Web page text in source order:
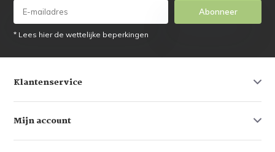
Abonneer
* Lees hier de wettelijke beperkingen
Klantenservice
Mijn account